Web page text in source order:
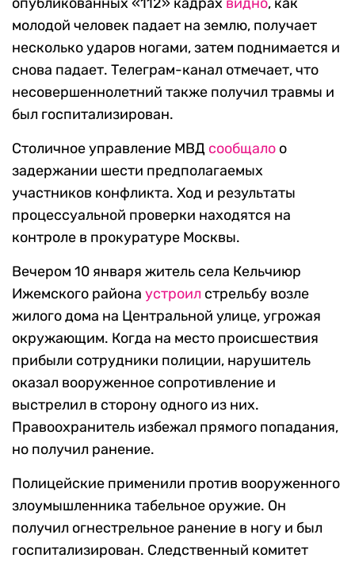
молодой человек падает на землю, получает
несколько ударов ногами, затем поднимается и
снова падает. Телеграм-канал отмечает, что
несовершеннолетний также получил травмы и
был госпитализирован.
Столичное управление МВД сообщало о
задержании шести предполагаемых
участников конфликта. Ход и результаты
процессуальной проверки находятся на
контроле в прокуратуре Москвы.
Вечером 10 января житель села Кельчиюр
Ижемского района устроил стрельбу возле
жилого дома на Центральной улице, угрожая
окружающим. Когда на место происшествия
прибыли сотрудники полиции, нарушитель
оказал вооруженное сопротивление и
выстрелил в сторону одного из них.
Правоохранитель избежал прямого попадания,
но получил ранение.
Полицейские применили против вооруженного
злоумышленника табельное оружие. Он
получил огнестрельное ранение в ногу и был
госпитализирован. Следственный комитет